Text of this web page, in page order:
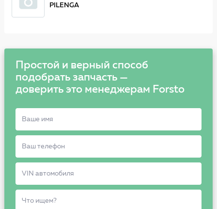
PILENGA
Простой и верный способ
подобрать запчасть —
доверить это менеджерам Forsto